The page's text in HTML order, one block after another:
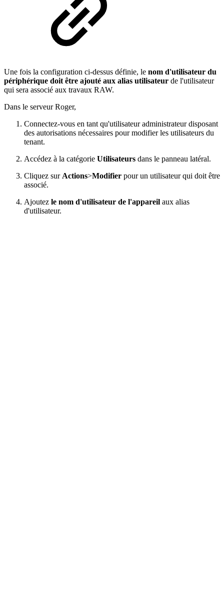
Une fois la configuration ci-dessus définie, le nom d'utilisateur du
périphérique doit être ajouté aux alias utilisateur de l'utilisateur
qui sera associé aux travaux RAW.
Dans le serveur Roger,
Connectez-vous en tant qu'utilisateur administrateur disposant
des autorisations nécessaires pour modifier les utilisateurs du
tenant.
Accédez à la catégorie Utilisateurs dans le panneau latéral.
Cliquez sur Actions>Modifier pour un utilisateur qui doit être
associé.
Ajoutez le nom d'utilisateur de l'appareil aux alias
d'utilisateur.